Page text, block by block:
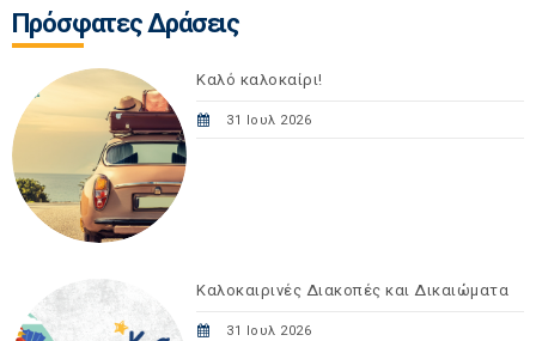
Πρόσφατες Δράσεις
Καλό καλοκαίρι!
31 Ιουλ 2026
Καλοκαιρινές Διακοπές και Δικαιώματα
31 Ιουλ 2026